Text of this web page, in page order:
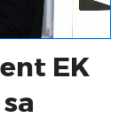
EK